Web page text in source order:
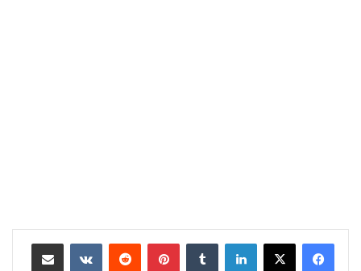
لينكدإن بينتيريست مشاركة عبر البريد